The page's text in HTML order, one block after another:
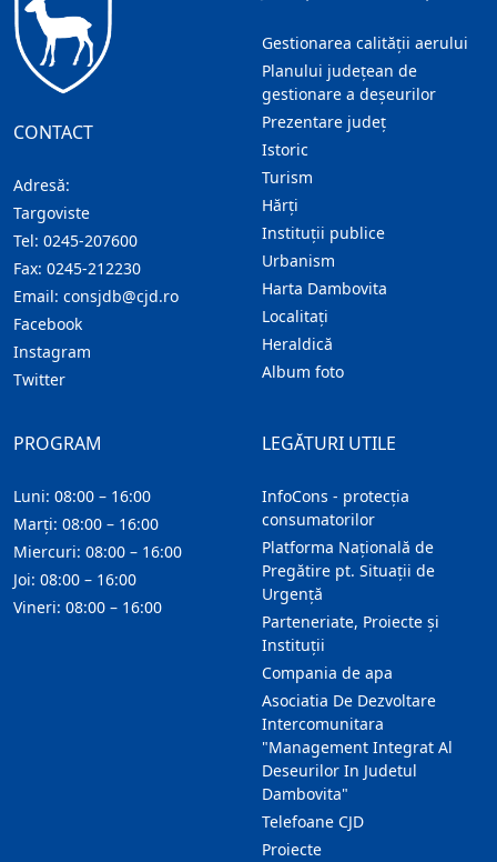
CONTACT
Adresă:
Targoviste
Tel: 0245-207600
Fax: 0245-212230
Email: consjdb@cjd.ro
Facebook
Instagram
Twitter
Gestionarea calității aerului
Planului județean de
gestionare a deșeurilor
Prezentare judeţ
Istoric
Turism
Hărţi
Instituţii publice
Urbanism
Harta Dambovita
Localitaţi
Heraldică
Album foto
LEGĂTURI UTILE
InfoCons - protecția
consumatorilor
Platforma Națională de
Pregătire pt. Situații de
Urgență
Parteneriate, Proiecte și
Instituții
Compania de apa
Asociatia De Dezvoltare
Intercomunitara
"Management Integrat Al
Deseurilor In Judetul
Dambovita"
Telefoane CJD
Proiecte
PROGRAM
Luni: 08:00 – 16:00
Marți: 08:00 – 16:00
Miercuri: 08:00 – 16:00
Joi: 08:00 – 16:00
Vineri: 08:00 – 16:00